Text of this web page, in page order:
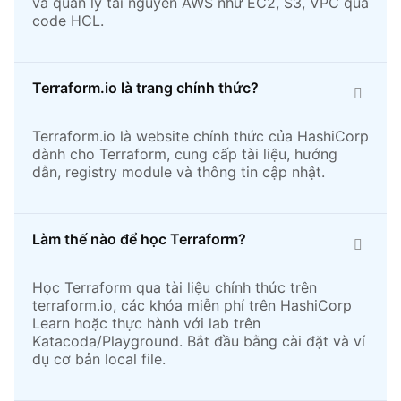
code HCL.
Terraform.io là trang chính thức?
Terraform.io là website chính thức của HashiCorp
dành cho Terraform, cung cấp tài liệu, hướng
dẫn, registry module và thông tin cập nhật.
Làm thế nào để học Terraform?
Học Terraform qua tài liệu chính thức trên
terraform.io, các khóa miễn phí trên HashiCorp
Learn hoặc thực hành với lab trên
Katacoda/Playground. Bắt đầu bằng cài đặt và ví
dụ cơ bản local file.